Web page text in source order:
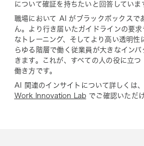
について確証を持ちたいと回答していま
職場において AI がブラックボックスで
ん。より行き届いたガイドラインの要
なトレーニング、そしてより高い透明性
らゆる階層で働く従業員が大きなイン
きます。これが、すべての人の役に立
働き方です。
AI 関連のインサイトについて詳しくは
Work Innovation Labでご確認いただけ